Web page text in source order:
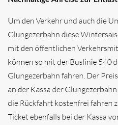
Urlaub mit Hund
Um den Verkehr und auch die
Glungezerbahn diese
mit den öffentlichen
können so mit der Buslinie 540
Glungezerbahn fahren. Der
an der Kassa der
die Rückfahrt kostenfrei fahren
Ticket ebenfalls bei der Kassa